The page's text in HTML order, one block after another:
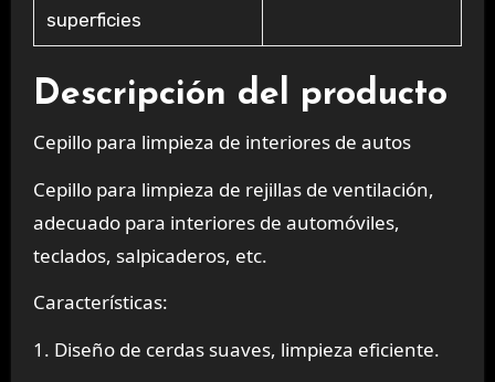
superficies
Descripción del producto
Cepillo para limpieza de interiores de autos
Cepillo para limpieza de rejillas de ventilación,
adecuado para interiores de automóviles,
teclados, salpicaderos, etc.
Características:
1. Diseño de cerdas suaves, limpieza eficiente.